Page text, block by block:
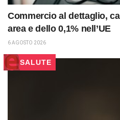
Commercio al dettaglio,
area e dello 0,1% nell’UE
6 AGOSTO 2026
SALUTE